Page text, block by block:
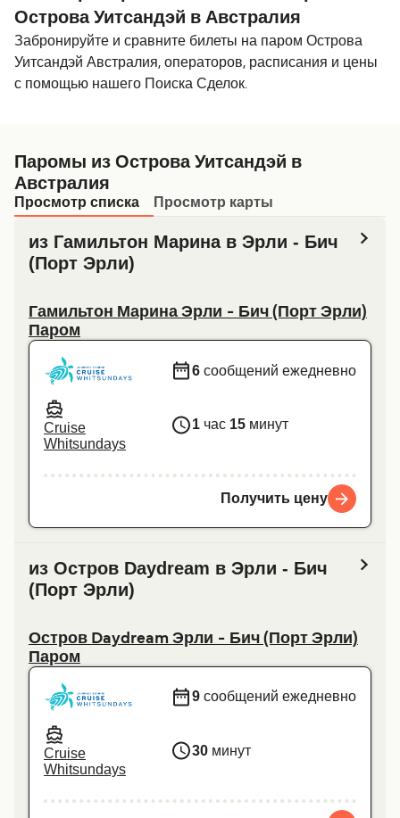
Острова Уитсандэй в Австралия
Забронируйте и сравните билеты на паром Острова
Уитсандэй Австралия, операторов, расписания и цены
с помощью нашего Поиска Сделок.
Паромы из Острова Уитсандэй в
Австралия
Просмотр списка Просмотр карты
из Гамильтон Марина в Эрли - Бич
(Порт Эрли)
Гамильтон Марина Эрли - Бич (Порт Эрли)
Паром
Cruise
Whitsundays
6 сообщений ежедневно
1 час 15 минут
Получить цену
из Остров Daydream в Эрли - Бич
(Порт Эрли)
Остров Daydream Эрли - Бич (Порт Эрли)
Паром
Cruise
Whitsundays
9 сообщений ежедневно
30 минут